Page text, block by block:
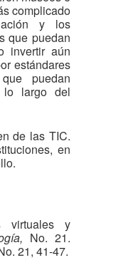
complicado
y los
que puedan
invertir aún
estándares
puedan
lo largo del
de las TIC.
en
virtuales y
No. 21.
21, 41-47.